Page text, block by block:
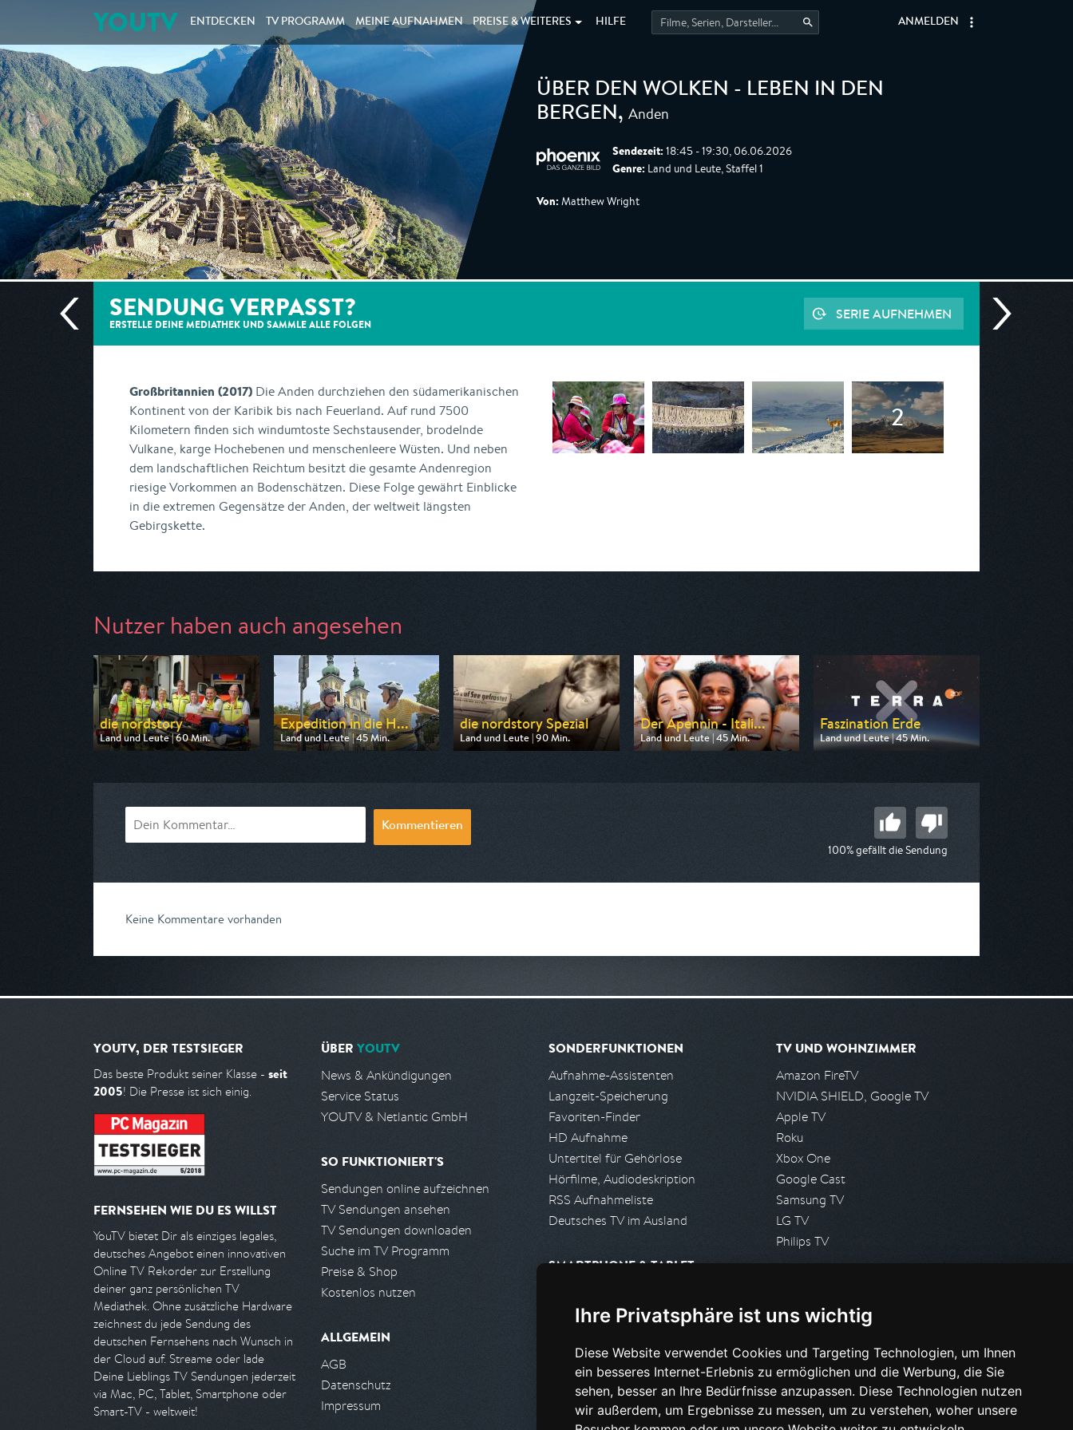
Ihre Privatsphäre ist uns wichtig
Diese Website verwendet Cookies und Targeting Technologien, um Ihnen
ein besseres Internet-Erlebnis zu ermöglichen und die Werbung, die Sie
sehen, besser an Ihre Bedürfnisse anzupassen. Diese Technologien nutzen
wir außerdem, um Ergebnisse zu messen, um zu verstehen, woher unsere
YOUTV ENTDECKEN TV PROGRAMM MEINEAUFNAHMEN PREISE &WEITERES HILFE ANMELDEN
ÜBER DEN WOLKEN - LEBEN IN DEN
BERGEN, Anden
Sendezeit: 18:45 - 19:30, 06.06.2026
Genre: Land und Leute, Staffel 1
Von: Matthew Wright
SENDUNG VERPASST?
ERSTELLE DEINE MEDIATHEK UND SAMMLE ALLE FOLGEN
SERIE AUFNEHMEN
Großbritannien (2017) Die Anden durchziehen den südamerikanischen
Kontinent von der Karibik bis nach Feuerland. Auf rund 7500
Kilometern finden sich windumtoste Sechstausender, brodelnde
Vulkane, karge Hochebenen und menschenleere Wüsten. Und neben
dem landschaftlichen Reichtum besitzt die gesamte Andenregion
riesige Vorkommen an Bodenschätzen. Diese Folge gewährt Einblicke
in die extremen Gegensätze der Anden, der weltweit längsten
Gebirgskette.
Nutzer haben auch angesehen
die nordstory
Land und Leute | 60 Min.
Ausgestrahlt von NDR
Expedition in die H...
Land und Leute | 45 Min.
Ausgestrahlt von SWR
die nordstory Spezial
Land und Leute | 90 Min.
Ausgestrahlt von NDR
Der Apennin - Itali...
Land und Leute | 45 Min.
Ausgestrahlt von SWR
Faszination Erde
Land und Leute | 45 Min.
Ausgestrahlt von ZDF neo
Kommentieren
100% gefällt die Sendung
Keine Kommentare vorhanden
YOUTV, DER TESTSIEGER
Das beste Produkt seiner Klasse - seit
2005! Die Presse ist sich einig.
FERNSEHEN WIE DU ES WILLST
YouTV bietet Dir als einziges legales,
deutsches Angebot einen innovativen
Online TV Rekorder zur Erstellung
deiner ganz persönlichen TV
Mediathek. Ohne zusätzliche Hardware
zeichnest du jede Sendung des
deutschen Fernsehens nach Wunsch in
der Cloud auf. Streame oder lade
Deine Lieblings TV Sendungen jederzeit
via Mac, PC, Tablet, Smartphone oder
Smart-TV - weltweit!
ÜBER YOUTV
News & Ankündigungen
Service Status
YOUTV & Netlantic GmbH
SO FUNKTIONIERT'S
Sendungen online aufzeichnen
TV Sendungen ansehen
TV Sendungen downloaden
Suche im TV Programm
Preise & Shop
Kostenlos nutzen
ALLGEMEIN
AGB
Datenschutz
Impressum
SONDERFUNKTIONEN
Aufnahme-Assistenten
Langzeit-Speicherung
Favoriten-Finder
HD Aufnahme
Untertitel für Gehörlose
Hörfilme, Audiodeskription
RSS Aufnahmeliste
Deutsches TV im Ausland
SMARTPHONE & TABLET
Android App
PARTNER
Partnerliste
Partner werden
TV UND WOHNZIMMER
Amazon FireTV
NVIDIA SHIELD, Google TV
Apple TV
Roku
Xbox One
Google Cast
Samsung TV
LG TV
Philips TV
Presseanfrage stellen
HILFE & SUPPORT
Häufig gestellte Fragen
Anfrage stellen